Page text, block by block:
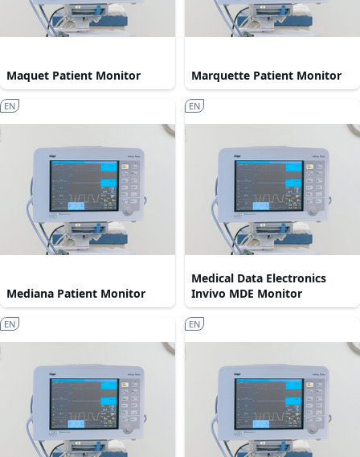
Maquet Patient Monitor Marquette Patient Monitor
Mediana Patient Monitor
EN
Medical Data Electronics
Invivo MDE Monitor
EN
EN EN